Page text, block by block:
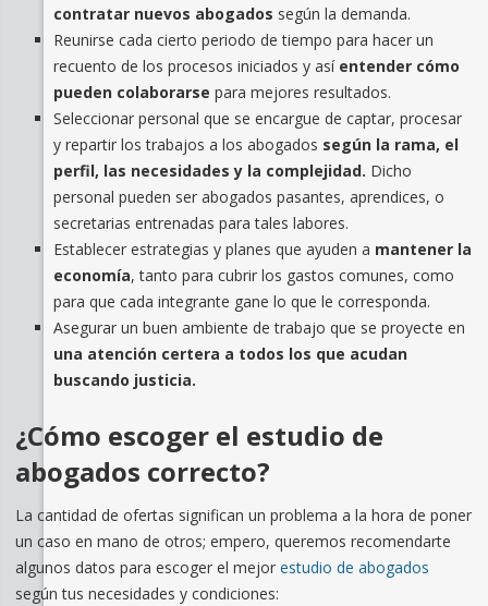
contratar nuevos abogados según la demanda.
Reunirse cada cierto periodo de tiempo para hacer un
recuento de los procesos iniciados y asíentender cómo
pueden colaborarse para mejores resultados.
Seleccionar personal que se encargue de captar, procesar
y repartir los trabajos a los abogados según la rama, el
perfil, las necesidades y la complejidad. Dicho
personal pueden ser abogados pasantes, aprendices, o
secretarias entrenadas para tales labores.
Establecer estrategias y planes que ayuden a mantener la
economía, tanto para cubrir los gastos comunes, como
para que cada integrante gane lo que le corresponda.
Asegurar un buen ambiente de trabajo que se proyecte en
una atención certera a todos los que acudan
buscando justicia.
¿Cómo escoger el estudio de
abogados correcto?
La cantidad de ofertas significan un problema a la hora de poner
un caso en mano de otros; empero, queremos recomendarte
algunos datos para escoger el mejor estudio de abogados
según tus necesidades y condiciones: